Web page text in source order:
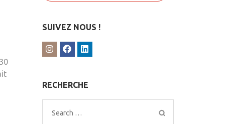
SUIVEZ NOUS !
RECHERCHE
Search